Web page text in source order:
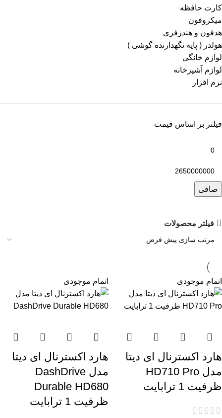
کارت حافظه
میکروفون
هدفون و هندزفری
هولدر ( پایه نگهدارنده گوشی )
لوازم خانگی
لوازم آشپزخانه
نرم افزار
فیلتر بر اساس قیمت
صافی
فیلتر محصولات
اتمام موجودی
هارد اکسترنال ای دیتا
مدل HD710 Pro
ظرفیت 1 ترابایت
اتمام موجودی
هارد اکسترنال ای دیتا
مدل DashDrive
Durable HD680
ظرفیت 1 ترابایت